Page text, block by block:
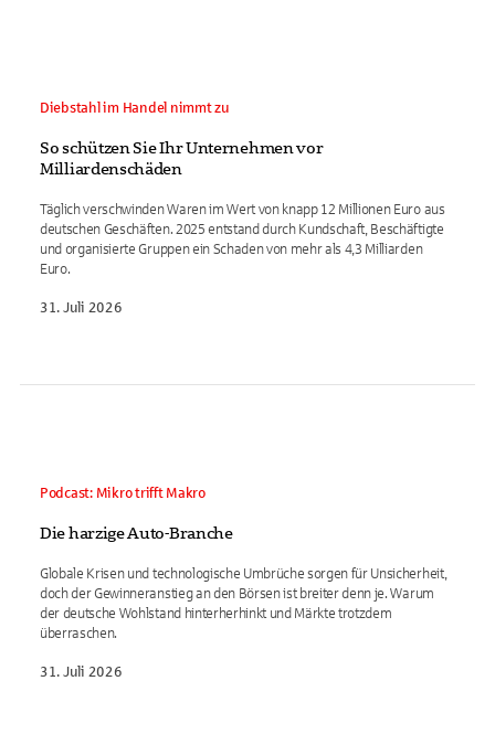
Diebstahl im Handel nimmt zu
So schützen Sie Ihr Unternehmen vor
Milliardenschäden
Täglich verschwinden Waren im Wert von knapp 12 Millionen Euro aus
deutschen Geschäften. 2025 entstand durch Kundschaft, Beschäftigte
und organisierte Gruppen ein Schaden von mehr als 4,3 Milliarden
Euro.
31. Juli 2026
Podcast: Mikro trifft Makro
Die harzige Auto-Branche
Globale Krisen und technologische Umbrüche sorgen für Unsicherheit,
doch der Gewinneranstieg an den Börsen ist breiter denn je. Warum
der deutsche Wohlstand hinterherhinkt und Märkte trotzdem
überraschen.
31. Juli 2026